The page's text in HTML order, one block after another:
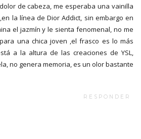
de cabeza, me esperaba una vainilla
la línea de Dior Addict, sin embargo en
el jazmín y le sienta fenomenal, no me
una chica joven ,el frasco es lo más
a la altura de las creaciones de YSL,
no genera memoria, es un olor bastante
RESPONDER